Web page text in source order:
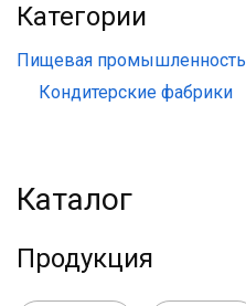
Категории
Пищевая промышленность
Кондитерские фабрики
Каталог
Продукция